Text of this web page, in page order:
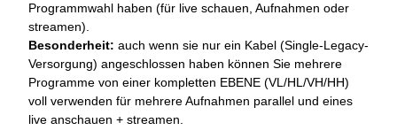
Programmwahl haben (für live schauen, Aufnahmen oder
streamen).
Besonderheit: auch wenn sie nur ein Kabel (Single-Legacy-
Versorgung) angeschlossen haben können Sie mehrere
Programme von einer kompletten EBENE (VL/HL/VH/HH)
voll verwenden für mehrere Aufnahmen parallel und eines
live anschauen + streamen.